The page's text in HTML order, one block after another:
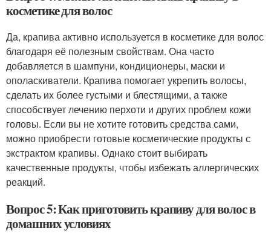
косметике для волос
Да, крапива активно используется в косметике для волос
благодаря её полезным свойствам. Она часто
добавляется в шампуни, кондиционеры, маски и
ополаскиватели. Крапива помогает укрепить волосы,
сделать их более густыми и блестящими, а также
способствует лечению перхоти и других проблем кожи
головы. Если вы не хотите готовить средства сами,
можно приобрести готовые косметические продукты с
экстрактом крапивы. Однако стоит выбирать
качественные продукты, чтобы избежать аллергических
реакций.
Вопрос 5: Как приготовить крапиву для волос в
домашних условиях